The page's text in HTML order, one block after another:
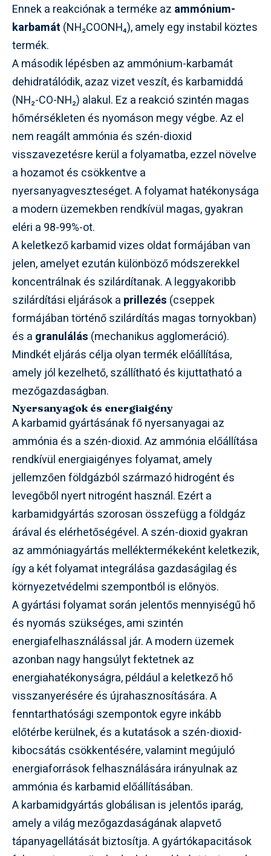
Ennek a reakciónak a terméke az ammónium-
karbamát (NH₂COONH₄), amely egy instabil köztes
termék.
A második lépésben az ammónium-karbamát
dehidratálódik, azaz vizet veszít, és karbamiddá
(NH₂-CO-NH₂) alakul. Ez a reakció szintén magas
hőmérsékleten és nyomáson megy végbe. Az el
nem reagált ammónia és szén-dioxid
visszavezetésre kerül a folyamatba, ezzel növelve
a hozamot és csökkentve a
nyersanyagveszteséget. A folyamat hatékonysága
a modern üzemekben rendkívül magas, gyakran
eléri a 98-99%-ot.
A keletkező karbamid vizes oldat formájában van
jelen, amelyet ezután különböző módszerekkel
koncentrálnak és szilárdítanak. A leggyakoribb
szilárdítási eljárások a prillezés (cseppek
formájában történő szilárdítás magas tornyokban)
és a granulálás (mechanikus agglomeráció).
Mindkét eljárás célja olyan termék előállítása,
amely jól kezelhető, szállítható és kijuttatható a
mezőgazdaságban.
Nyersanyagok és energiaigény
A karbamid gyártásának fő nyersanyagai az
ammónia és a szén-dioxid. Az ammónia előállítása
rendkívül energiaigényes folyamat, amely
jellemzően földgázból származó hidrogént és
levegőből nyert nitrogént használ. Ezért a
karbamidgyártás szorosan összefügg a földgáz
árával és elérhetőségével. A szén-dioxid gyakran
az ammóniagyártás melléktermékeként keletkezik,
így a két folyamat integrálása gazdaságilag és
környezetvédelmi szempontból is előnyös.
A gyártási folyamat során jelentős mennyiségű hő
és nyomás szükséges, ami szintén
energiafelhasználással jár. A modern üzemek
azonban nagy hangsúlyt fektetnek az
energiahatékonyságra, például a keletkező hő
visszanyerésére és újrahasznosítására. A
fenntarthatósági szempontok egyre inkább
előtérbe kerülnek, és a kutatások a szén-dioxid-
kibocsátás csökkentésére, valamint megújuló
energiaforrások felhasználására irányulnak az
ammónia és karbamid előállításában.
A karbamidgyártás globálisan is jelentős iparág,
amely a világ mezőgazdaságának alapvető
tápanyagellátását biztosítja. A gyártókapacitások